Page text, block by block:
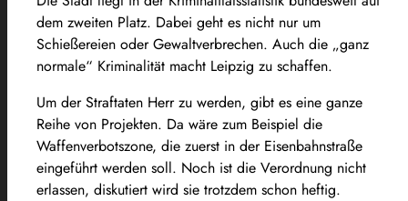
dem zweiten Platz. Dabei geht es nicht nur um
Schießereien oder Gewaltverbrechen. Auch die „ganz
normale“ Kriminalität macht Leipzig zu schaffen.
Um der Straftaten Herr zu werden, gibt es eine ganze
Reihe von Projekten. Da wäre zum Beispiel die
Waffenverbotszone, die zuerst in der Eisenbahnstraße
eingeführt werden soll. Noch ist die Verordnung nicht
erlassen, diskutiert wird sie trotzdem schon heftig.